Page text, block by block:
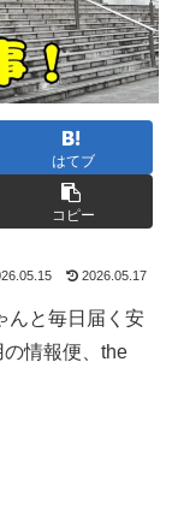
はてブ
コピー
2026.05.17
んと毎日届く安
情報便、the